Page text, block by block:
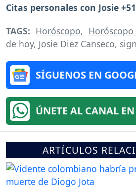
Citas personales con Josie
TAGS: Horóscopo,
de hoy, Josie Diez Canseco,
SÍGUENOS EN
ÚNETE AL CANAL
ARTÍCULOS